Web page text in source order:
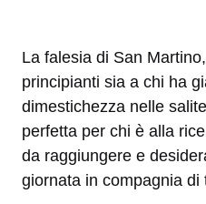
La falesia di San
principianti sia a chi ha
dimestichezza nelle
perfetta per chi è alla
da raggiungere e
giornata in compagnia di